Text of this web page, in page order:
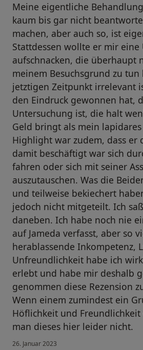
Meine eigentliche
kaum bis gar nicht
machen, aber auch so, ist
Stattdessen wollte er mir eine
aufschnacken, die überhaupt
meinem Besuchsgrund zu tun
jetztigen Zeitpunkt irrelevant
den Eindruck gewonnen hat,
Untersuchung ist, die halt
Geld bringt als mein
Highlight war zudem, dass er
damit beschäftigt war sich
fahren oder sich mit seiner
auszutauschen. Was die
und teilweise bekiechert
jedoch nicht mitgeteilt. Ich
daneben. Ich habe noch nie
auf Jameda verfasst, aber so
herablassende Inkompetenz,
Unfreundlichkeit habe ich
erlebt und habe mir deshalb
genommen diese Rezension
Wenn einem zumindest ein
Höflichkeit und
man dieses hier leider nicht.
26. Januar 2023